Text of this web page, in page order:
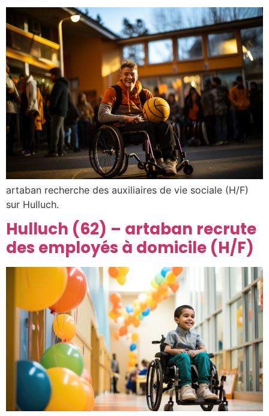
artaban recherche des auxiliaires de vie sociale (H/F)
sur Hulluch.
Hulluch (62) – artaban recrute
des employés à domicile (H/F)